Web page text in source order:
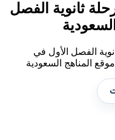
ثانوية الفصل
الفصل الأول في
المناهج السعودية